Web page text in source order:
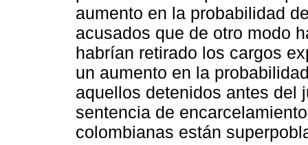
aumento en la probabilidad
acusados ​​que de otro modo
habrían retirado los cargos
un aumento en la
aquellos detenidos antes del
sentencia de
colombianas están